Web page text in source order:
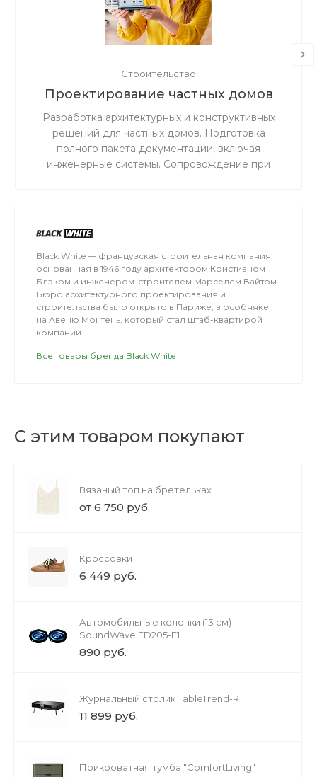
Строительство
Проектирование частных домов
Разработка архитектурных и конструктивных
решений для частных домов. Подготовка
полного пакета документации, включая
инженерные системы. Сопровождение при
Black White — французская строительная компания,
основанная в 1946 году архитектором Кристианом
Блэком и инженером-строителем Марселем Вайтом.
Бюро архитектурного проектирования и
строительства было открыто в Париже, в особняке
на Авеню Монтень, который стал штаб-квартирой
компании.
Все товары бренда Black White
С этим товаром покупают
Вязаный топ на бретельках
от 6 750 руб.
Кроссовки
6 449 руб.
Автомобильные колонки (13 см)
SoundWave ED205-E1
890 руб.
Журнальный столик TableTrend-R
11 899 руб.
Прикроватная тумба "ComfortLiving"